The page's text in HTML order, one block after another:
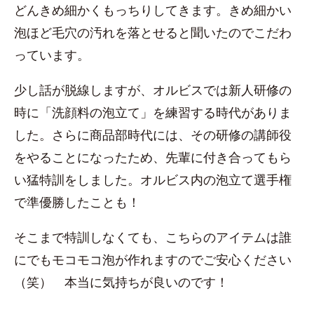
どんきめ細かくもっちりしてきます。きめ細かい
泡ほど毛穴の汚れを落とせると聞いたのでこだわ
っています。
少し話が脱線しますが、オルビスでは新人研修の
時に「洗顔料の泡立て」を練習する時代がありま
した。さらに商品部時代には、その研修の講師役
をやることになったため、先輩に付き合ってもら
い猛特訓をしました。オルビス内の泡立て選手権
で準優勝したことも！
そこまで特訓しなくても、こちらのアイテムは誰
にでもモコモコ泡が作れますのでご安心ください
（笑） 本当に気持ちが良いのです！